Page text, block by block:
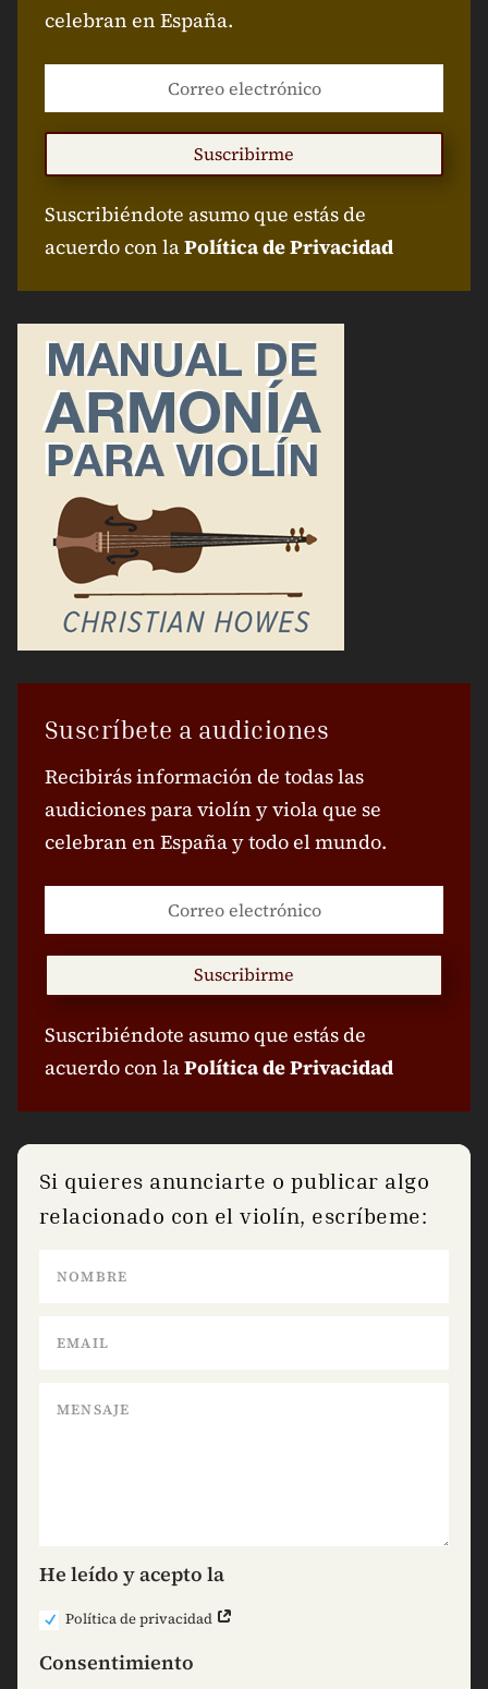
celebran en España.
Suscribirme
Suscribiéndote asumo que estás de
acuerdo con laPolítica de Privacidad
Suscríbete a audiciones
Recibirás información de todas las
audiciones para violín y viola que se
celebran en España y todo el mundo.
Suscribirme
Suscribiéndote asumo que estás de
acuerdo con laPolítica de Privacidad
Si quieres anunciarte o publicar algo
relacionado con el violín, escríbeme:
He leído y acepto la
Política de privacidad
Consentimiento